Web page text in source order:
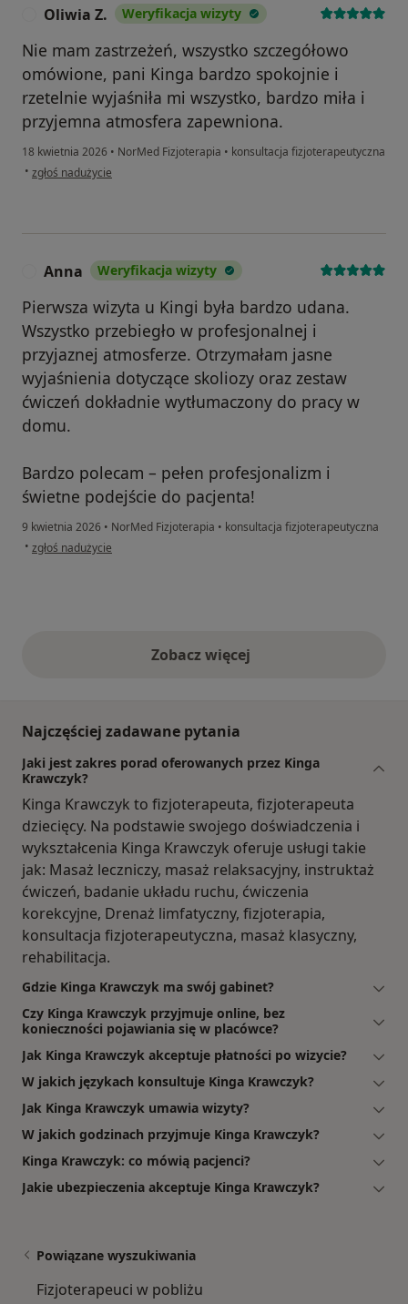
Oliwia Z. Weryfikacja wizyty
Nie mam zastrzeżeń, wszystko szczegółowo
omówione, pani Kinga bardzo spokojnie i
rzetelnie wyjaśniła mi wszystko, bardzo miła i
przyjemna atmosfera zapewniona.
18 kwietnia 2026 • NorMed Fizjoterapia • konsultacja fizjoterapeutyczna
• w opinii użytkownika Oliwia Z.
zgłoś nadużycie
Anna Weryfikacja wizyty
Pierwsza wizyta u Kingi była bardzo udana.
Wszystko przebiegło w profesjonalnej i
przyjaznej atmosferze. Otrzymałam jasne
wyjaśnienia dotyczące skoliozy oraz zestaw
ćwiczeń dokładnie wytłumaczony do pracy w
domu.
Bardzo polecam – pełen profesjonalizm i
świetne podejście do pacjenta!
9 kwietnia 2026 • NorMed Fizjoterapia • konsultacja fizjoterapeutyczna
• w opinii użytkownika Anna
zgłoś nadużycie
Zobacz więcejopinie powyżej
Najczęściej zadawane pytania
Jaki jest zakres porad oferowanych przez Kinga
Krawczyk?
Kinga Krawczyk to fizjoterapeuta, fizjoterapeuta
dziecięcy. Na podstawie swojego doświadczenia i
wykształcenia Kinga Krawczyk oferuje usługi takie
jak: Masaż leczniczy, masaż relaksacyjny, instruktaż
ćwiczeń, badanie układu ruchu, ćwiczenia
korekcyjne, Drenaż limfatyczny, fizjoterapia,
konsultacja fizjoterapeutyczna, masaż klasyczny,
rehabilitacja.
Gdzie Kinga Krawczyk ma swój gabinet?
Czy Kinga Krawczyk przyjmuje online, bez
konieczności pojawiania się w placówce?
Jak Kinga Krawczyk akceptuje płatności po wizycie?
W jakich językach konsultuje Kinga Krawczyk?
Jak Kinga Krawczyk umawia wizyty?
W jakich godzinach przyjmuje Kinga Krawczyk?
Kinga Krawczyk: co mówią pacjenci?
Jakie ubezpieczenia akceptuje Kinga Krawczyk?
Powiązane wyszukiwania
Fizjoterapeuci w pobliżu